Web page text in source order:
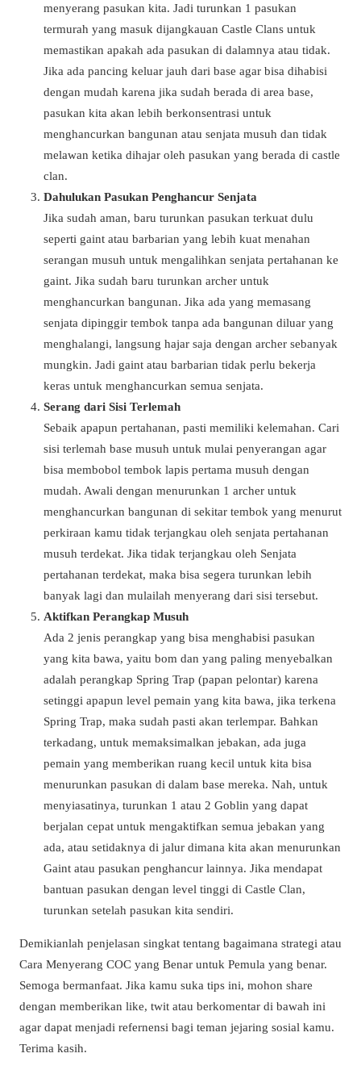
menyerang pasukan kita. Jadi turunkan 1 pasukan
termurah yang masuk dijangkauan Castle Clans untuk
memastikan apakah ada pasukan di dalamnya atau tidak.
Jika ada pancing keluar jauh dari base agar bisa dihabisi
dengan mudah karena jika sudah berada di area base,
pasukan kita akan lebih berkonsentrasi untuk
menghancurkan bangunan atau senjata musuh dan tidak
melawan ketika dihajar oleh pasukan yang berada di castle
clan.
Dahulukan Pasukan Penghancur Senjata
Jika sudah aman, baru turunkan pasukan terkuat dulu
seperti gaint atau barbarian yang lebih kuat menahan
serangan musuh untuk mengalihkan senjata pertahanan ke
gaint. Jika sudah baru turunkan archer untuk
menghancurkan bangunan. Jika ada yang memasang
senjata dipinggir tembok tanpa ada bangunan diluar yang
menghalangi, langsung hajar saja dengan archer sebanyak
mungkin. Jadi gaint atau barbarian tidak perlu bekerja
keras untuk menghancurkan semua senjata.
Serang dari Sisi Terlemah
Sebaik apapun pertahanan, pasti memiliki kelemahan. Cari
sisi terlemah base musuh untuk mulai penyerangan agar
bisa membobol tembok lapis pertama musuh dengan
mudah. Awali dengan menurunkan 1 archer untuk
menghancurkan bangunan di sekitar tembok yang menurut
perkiraan kamu tidak terjangkau oleh senjata pertahanan
musuh terdekat. Jika tidak terjangkau oleh Senjata
pertahanan terdekat, maka bisa segera turunkan lebih
banyak lagi dan mulailah menyerang dari sisi tersebut.
Aktifkan Perangkap Musuh
Ada 2 jenis perangkap yang bisa menghabisi pasukan
yang kita bawa, yaitu bom dan yang paling menyebalkan
adalah perangkap Spring Trap (papan pelontar) karena
setinggi apapun level pemain yang kita bawa, jika terkena
Spring Trap, maka sudah pasti akan terlempar. Bahkan
terkadang, untuk memaksimalkan jebakan, ada juga
pemain yang memberikan ruang kecil untuk kita bisa
menurunkan pasukan di dalam base mereka. Nah, untuk
menyiasatinya, turunkan 1 atau 2 Goblin yang dapat
berjalan cepat untuk mengaktifkan semua jebakan yang
ada, atau setidaknya di jalur dimana kita akan menurunkan
Gaint atau pasukan penghancur lainnya. Jika mendapat
bantuan pasukan dengan level tinggi di Castle Clan,
turunkan setelah pasukan kita sendiri.
Demikianlah penjelasan singkat tentang bagaimana strategi atau
Cara Menyerang COC yang Benar untuk Pemula yang benar.
Semoga bermanfaat. Jika kamu suka tips ini, mohon share
dengan memberikan like, twit atau berkomentar di bawah ini
agar dapat menjadi refernensi bagi teman jejaring sosial kamu.
Terima kasih.